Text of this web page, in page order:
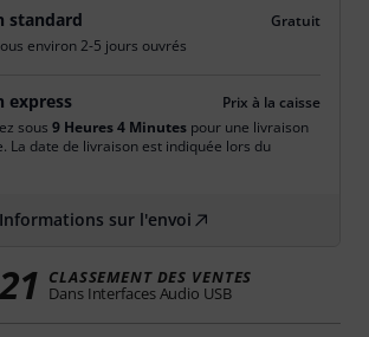
standard
Gratuit
environ 2-5 jours ouvrés
express
Prix à la caisse
sous 9 Heures 4 Minutes pour une livraison
La date de livraison est indiquée lors du
Informations sur l'envoi
CLASSEMENT DES VENTES
Dans Interfaces Audio USB